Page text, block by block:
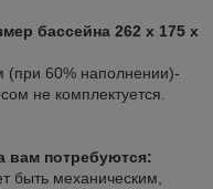
бассейна 262 x 175 x
60% наполнении)-
не комплектуется.
вам потребуются:
быть механическим,